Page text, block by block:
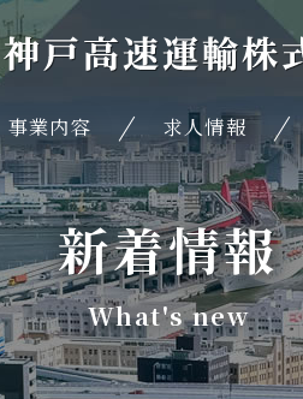
事業内容 求人情報
新着情報
What's new